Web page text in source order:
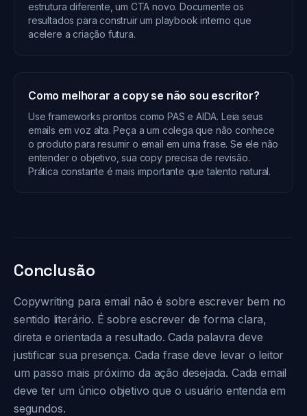
estrutura diferente, um CTA novo. Documente os
resultados para construir um playbook interno que
acelere a criação futura.
Como melhorar a copy se não sou escritor?
Use frameworks prontos como PAS e AIDA. Leia seus
emails em voz alta. Peça a um colega que não conhece
o produto para resumir o email em uma frase. Se ele não
entender o objetivo, sua copy precisa de revisão.
Prática constante é mais importante que talento natural.
Conclusão
Copywriting para email não é sobre escrever bem no
sentido literário. É sobre escrever de forma clara,
direta e orientada a resultado. Cada palavra deve
justificar sua presença. Cada frase deve levar o leitor
um passo mais próximo da ação desejada. Cada email
deve ter um único objetivo que o usuário entenda em
segundos.